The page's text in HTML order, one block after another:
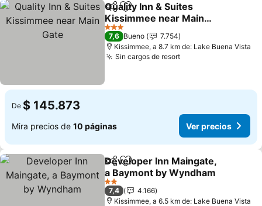
CompartirAgregar a favoritos
Quality Inn & Suites
Kissimmee near Main
Gate
Ver precios
3 Estrellas
7,6 Bueno
7.754
Kissimmee, a 8.7 km de: Lake Buena Vista
Sin cargos de resortVer precios
De $ 145.873
Mira precios de 10 páginas Ver precios
CompartirAgregar a favoritos
Developer Inn Maingate,
a Baymont by Wyndham
Ver precios
2 Estrellas
7,4
4.166
Kissimmee, a 6.5 km de: Lake Buena Vista